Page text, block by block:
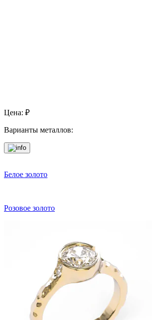
Цена: ₽
Варианты металлов:
Белое золото
Розовое золото